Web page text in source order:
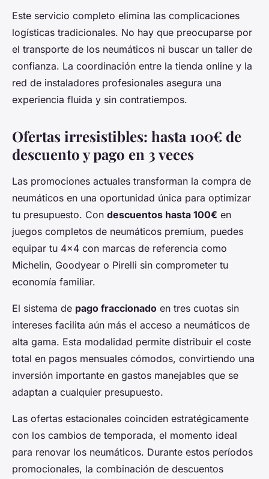
Este servicio completo elimina las complicaciones
logísticas tradicionales. No hay que preocuparse por
el transporte de los neumáticos ni buscar un taller de
confianza. La coordinación entre la tienda online y la
red de instaladores profesionales asegura una
experiencia fluida y sin contratiempos.
Ofertas irresistibles: hasta 100€ de
descuento y pago en 3 veces
Las promociones actuales transforman la compra de
neumáticos en una oportunidad única para optimizar
tu presupuesto. Con descuentos hasta 100€ en
juegos completos de neumáticos premium, puedes
equipar tu 4x4 con marcas de referencia como
Michelin, Goodyear o Pirelli sin comprometer tu
economía familiar.
El sistema de pago fraccionado en tres cuotas sin
intereses facilita aún más el acceso a neumáticos de
alta gama. Esta modalidad permite distribuir el coste
total en pagos mensuales cómodos, convirtiendo una
inversión importante en gastos manejables que se
adaptan a cualquier presupuesto.
Las ofertas estacionales coinciden estratégicamente
con los cambios de temporada, el momento ideal
para renovar los neumáticos. Durante estos períodos
promocionales, la combinación de descuentos